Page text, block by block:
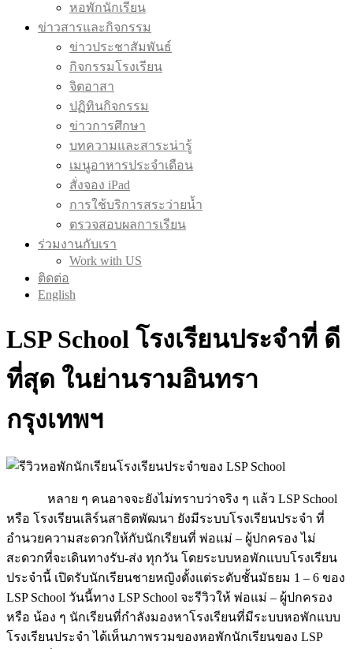
หอพักนักเรียน
ข่าวสารและกิจกรรม
ข่าวประชาสัมพันธ์
กิจกรรมโรงเรียน
จิตอาสา
ปฏิทินกิจกรรม
ข่าวการศึกษา
บทความและสาระน่ารู้
เมนูอาหารประจำเดือน
สั่งจอง iPad
การใช้บริการสระว่ายน้ำ
ตรวจสอบผลการเรียน
ร่วมงานกับเรา
Work with US
ติดต่อ
English
LSP School โรงเรียนประจำที่ ดี
ที่สุด ในย่านรามอินทรา
กรุงเทพฯ
หลาย ๆ คนอาจจะยังไม่ทราบว่าจริง ๆ แล้ว LSP School
หรือ โรงเรียนเลิร์นสาธิตพัฒนา ยังมีระบบโรงเรียนประจำ ที่
อำนวยความสะดวกให้กับนักเรียนที่ พ่อแม่ – ผู้ปกครอง ไม่
สะดวกที่จะเดินทางรับ-ส่ง ทุกวัน โดยระบบหอพักแบบโรงเรียน
ประจำนี้ เปิดรับนักเรียนชายหญิงตั้งแต่ระดับชั้นมัธยม 1 – 6 ของ
LSP School วันนี้ทาง LSP School จะรีวิวให้ พ่อแม่ – ผู้ปกครอง
หรือ น้อง ๆ นักเรียนที่กำลังมองหาโรงเรียนที่มีระบบหอพักแบบ
โรงเรียนประจำ ได้เห็นภาพรวมของหอพักนักเรียนของ LSP